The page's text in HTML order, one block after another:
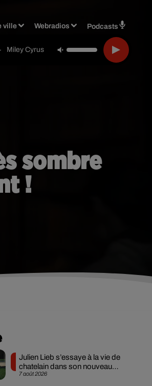
ville Webradios Podcasts
Miley Cyrus
sombre
!
7 août 2026
Julien Lieb s’essaye à la vie de
chatelain dans son nouveau
clip